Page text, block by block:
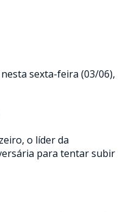
sexta-feira (03/06),
o líder da
para tentar subir